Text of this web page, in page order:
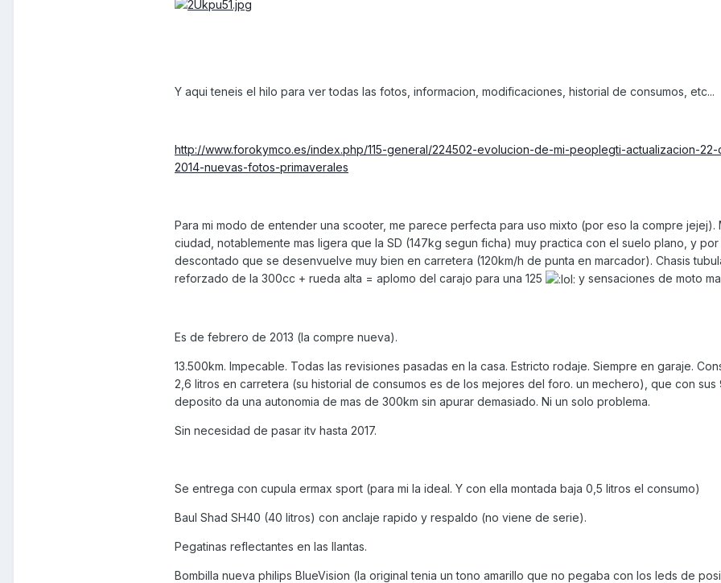
Y aqui teneis el hilo para ver todas las fotos, informacion, modificaciones, historial de consumos, etc...
http://www.forokymco.es/index.php/115-general/224502-evolucion-de-mi-peoplegti-actualizacion-
2014-nuevas-fotos-primaverales
Para mi modo de entender una scooter, me parece perfecta para uso mixto (por eso la compre jejej).
ciudad, notablemente mas ligera que la SD (147kg segun ficha) muy practica con el suelo plano, y por
descontado que se desenvuelve muy bien en carretera (120km/h de punta en marcador). Chasis
reforzado de la 300cc + rueda alta = aplomo del carajo para una 125
y sensaciones de moto
Es de febrero de 2013 (la compre nueva).
13.500km. Impecable. Todas las revisiones pasadas en la casa. Estricto rodaje. Siempre en garaje.
2,6 litros en carretera (su historial de consumos es de los mejores del foro. un mechero), que con sus
deposito da una autonomia de mas de 300km sin apurar demasiado. Ni un solo problema.
Sin necesidad de pasar itv hasta 2017.
Se entrega con cupula ermax sport (para mi la ideal. Y con ella montada baja 0,5 litros el consumo)
Baul Shad SH40 (40 litros) con anclaje rapido y respaldo (no viene de serie).
Pegatinas reflectantes en las llantas.
Bombilla nueva philips BlueVision (la original tenia un tono amarillo que no pegaba con los leds de